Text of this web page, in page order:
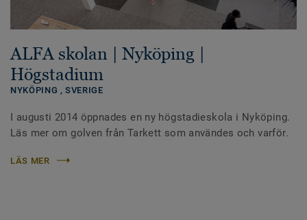
ALFA skolan | Nyköping |
Högstadium
NYKÖPING ,SVERIGE
I augusti 2014 öppnades en ny högstadieskola i Nyköping.
Läs mer om golven från Tarkett som användes och varför.
LÄS MER